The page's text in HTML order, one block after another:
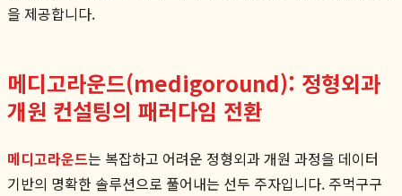
을 제공합니다.
메디고라운드(medigoround): 정형외과
개원 컨설팅의 패러다임 전환
메디고라운드는 복잡하고 어려운 정형외과 개원 과정을 데이터
기반의 명확한 솔루션으로 풀어내는 선두 주자입니다. 주먹구구